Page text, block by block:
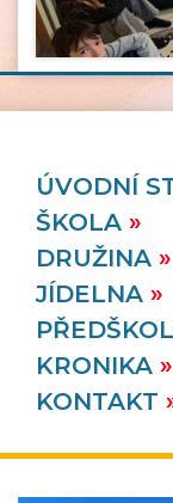
formou
ÚVODNÍ
ŠKOLA
DRUŽINA
JÍDELNA
KRONIKA
KONTAKT